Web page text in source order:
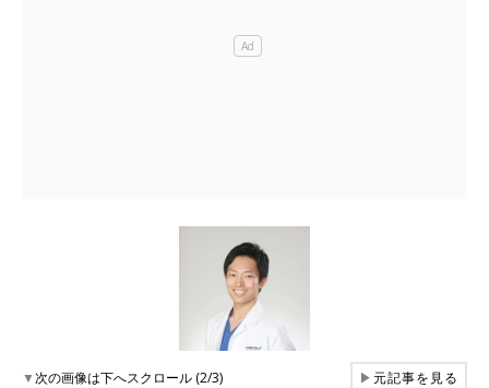
▼次の画像は下へスクロール (2/3) ▶元記事を見る